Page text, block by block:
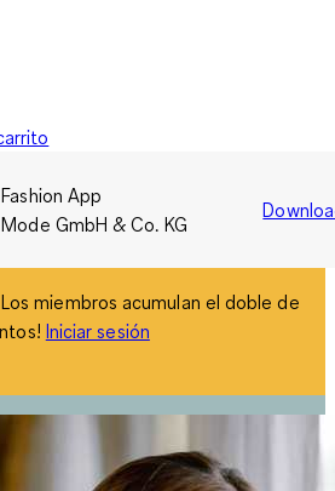
App
GmbH & Co. KG
miembros acumulan el doble de
Iniciar sesión